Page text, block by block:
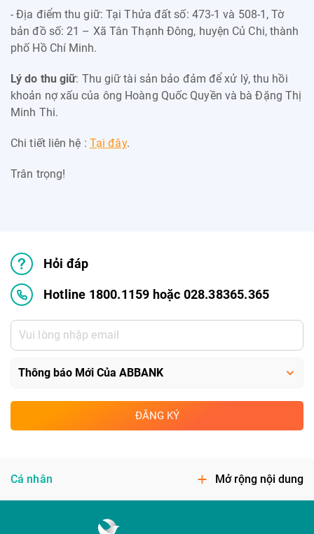
- Địa điểm thu giữ: Tại Thửa đất số: 473-1 và 508-1, Tờ
bản đồ số: 21 – Xã Tân Thạnh Đông, huyện Củ Chi, thành
phố Hồ Chí Minh.
Lý do thu giữ: Thu giữ tài sản bảo đảm để xử lý, thu hồi
khoản nợ xấu của ông Hoàng Quốc Quyền và bà Đặng Thị
Minh Thi.
Chi tiết liên hệ : Tại đây.
Trân trọng!
Hỏi đáp
Hotline 1800.1159 hoặc 028.38365.365
ĐĂNG KÝ
Cá nhân Mở rộng nội dung